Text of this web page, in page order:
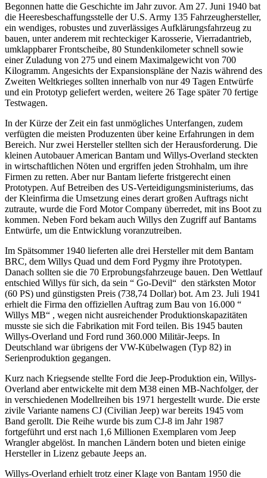
Begonnen hatte die Geschichte im Jahr zuvor. Am 27. Juni 1940 bat
die Heeresbeschaffungsstelle der U.S. Army 135 Fahrzeughersteller,
ein wendiges, robustes und zuverlässiges Aufklärungsfahrzeug zu
bauen, unter anderem mit rechteckiger Karosserie, Vierradantrieb,
umklappbarer Frontscheibe, 80 Stundenkilometer schnell sowie
einer Zuladung von 275 und einem Maximalgewicht von 700
Kilogramm. Angesichts der Expansionspläne der Nazis während des
Zweiten Weltkrieges sollten innerhalb von nur 49 Tagen Entwürfe
und ein Prototyp geliefert werden, weitere 26 Tage später 70 fertige
Testwagen.
In der Kürze der Zeit ein fast unmögliches Unterfangen, zudem
verfügten die meisten Produzenten über keine Erfahrungen in dem
Bereich. Nur zwei Hersteller stellten sich der Herausforderung. Die
kleinen Autobauer American Bantam und Willys-Overland steckten
in wirtschaftlichen Nöten und ergriffen jeden Strohhalm, um ihre
Firmen zu retten. Aber nur Bantam lieferte fristgerecht einen
Prototypen. Auf Betreiben des US-Verteidigungsministeriums, das
der Kleinfirma die Umsetzung eines derart großen Auftrags nicht
zutraute, wurde die Ford Motor Company überredet, mit ins Boot zu
kommen. Neben Ford bekam auch Willys den Zugriff auf Bantams
Entwürfe, um die Entwicklung voranzutreiben.
Im Spätsommer 1940 lieferten alle drei Hersteller mit dem Bantam
BRC, dem Willys Quad und dem Ford Pygmy ihre Prototypen.
Danach sollten sie die 70 Erprobungsfahrzeuge bauen. Den Wettlauf
entschied Willys für sich, da sein “ Go-Devil“ den stärksten Motor
(60 PS) und günstigsten Preis (738,74 Dollar) bot. Am 23. Juli 1941
erhielt die Firma den offiziellen Auftrag zum Bau von 16.000 “
Willys MB“ , wegen nicht ausreichender Produktionskapazitäten
musste sie sich die Fabrikation mit Ford teilen. Bis 1945 bauten
Willys-Overland und Ford rund 360.000 Militär-Jeeps. In
Deutschland war übrigens der VW-Kübelwagen (Typ 82) in
Serienproduktion gegangen.
Kurz nach Kriegsende stellte Ford die Jeep-Produktion ein, Willys-
Overland aber entwickelte mit dem M38 einen MB-Nachfolger, der
in verschiedenen Modellreihen bis 1971 hergestellt wurde. Die erste
zivile Variante namens CJ (Civilian Jeep) war bereits 1945 vom
Band gerollt. Die Reihe wurde bis zum CJ-8 im Jahr 1987
fortgeführt und erst nach 1,6 Millionen Exemplaren vom Jeep
Wrangler abgelöst. In manchen Ländern boten und bieten einige
Hersteller in Lizenz gebaute Jeeps an.
Willys-Overland erhielt trotz einer Klage von Bantam 1950 die